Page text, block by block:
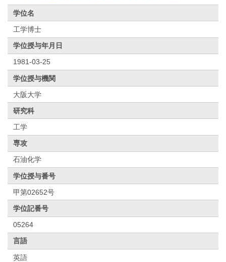
学位名
工学博士
学位授与年月日
1981-03-25
学位授与機関
大阪大学
研究科
工学
専攻
石油化学
学位授与番号
甲第02652号
学位記番号
05264
言語
英語